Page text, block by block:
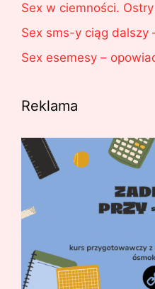
Sex w ciemności.
Sex sms-y ciąg dalszy
Sex esemesy –
Reklama